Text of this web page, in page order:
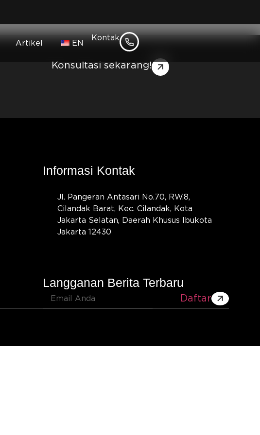
Artikel EN
Kontak
Konsultasi sekarang!
Informasi Kontak
Jl. Pangeran Antasari No.70, RW.8,
Cilandak Barat, Kec. Cilandak, Kota
Jakarta Selatan, Daerah Khusus Ibukota
Jakarta 12430
Langganan Berita Terbaru
Daftar